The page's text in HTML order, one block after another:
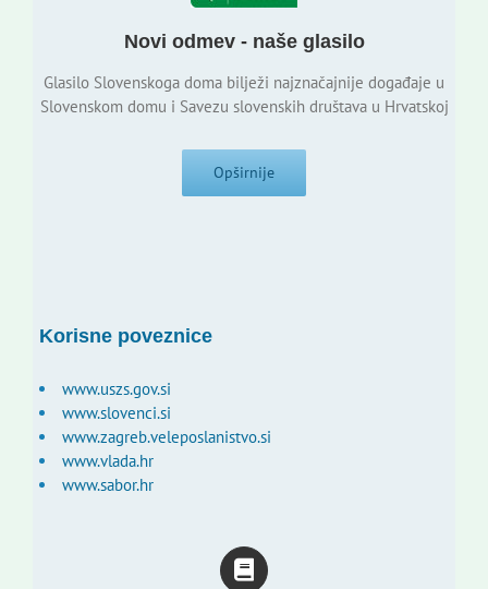
Novi odmev - naše glasilo
Glasilo Slovenskoga doma bilježi najznačajnije događaje u
Slovenskom domu i Savezu slovenskih društava u Hrvatskoj
Opširnije
Korisne poveznice
www.uszs.gov.si
www.slovenci.si
www.zagreb.veleposlanistvo.si
www.vlada.hr
www.sabor.hr